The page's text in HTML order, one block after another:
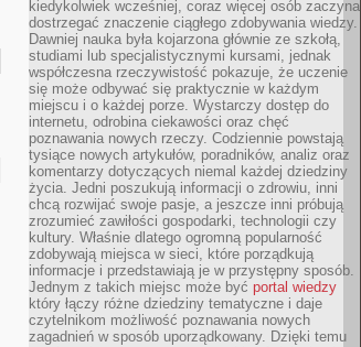
kiedykolwiek wcześniej, coraz więcej osób zaczyna
dostrzegać znaczenie ciągłego zdobywania wiedzy.
Dawniej nauka była kojarzona głównie ze szkołą,
studiami lub specjalistycznymi kursami, jednak
współczesna rzeczywistość pokazuje, że uczenie
się może odbywać się praktycznie w każdym
miejscu i o każdej porze. Wystarczy dostęp do
internetu, odrobina ciekawości oraz chęć
poznawania nowych rzeczy. Codziennie powstają
tysiące nowych artykułów, poradników, analiz oraz
komentarzy dotyczących niemal każdej dziedziny
życia. Jedni poszukują informacji o zdrowiu, inni
chcą rozwijać swoje pasje, a jeszcze inni próbują
zrozumieć zawiłości gospodarki, technologii czy
kultury. Właśnie dlatego ogromną popularność
zdobywają miejsca w sieci, które porządkują
informacje i przedstawiają je w przystępny sposób.
Jednym z takich miejsc może być portal wiedzy
który łączy różne dziedziny tematyczne i daje
czytelnikom możliwość poznawania nowych
zagadnień w sposób uporządkowany. Dzięki temu